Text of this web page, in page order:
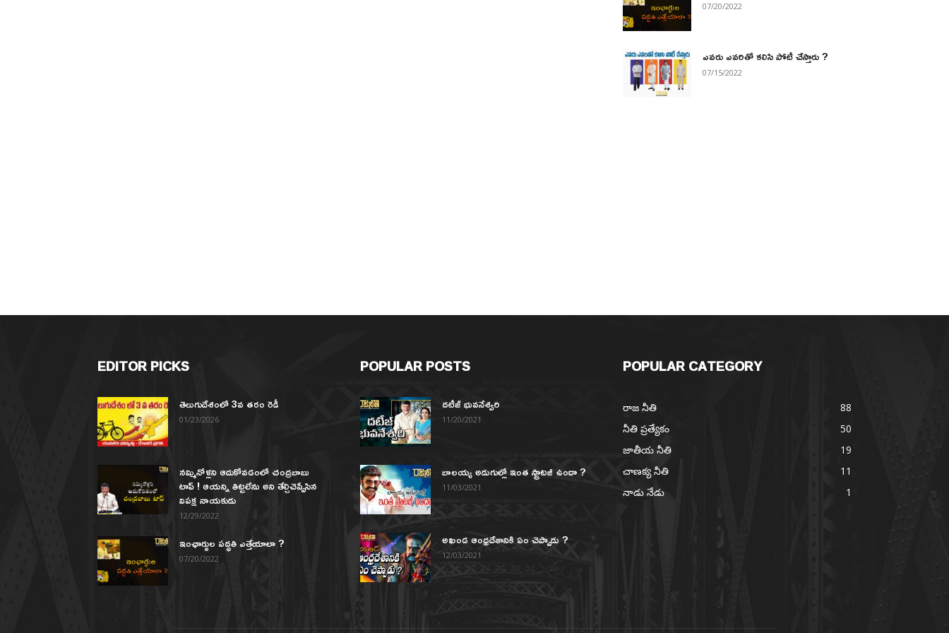
07/20/2022
ఎవరు ఎవరితో కలిసి పోటీ చేస్తారు ?
07/15/2022
EDITOR PICKS
తెలుగుదేశంలో 3వ తరం రెడీ
01/23/2026
నమ్మినోళ్లని ఆదుకోవడంలో చంద్రబాబు
టాప్ ! ఆయన్ని తిట్టలేను అని తేల్చిచెప్పేసిన
విపక్ష నాయకుడు
12/29/2022
ఇంఛార్జుల పద్ధతి ఎత్తేయాలా ?
07/20/2022
POPULAR POSTS
దటీజ్ భువనేశ్వరి
11/20/2021
బాలయ్య అడుగుల్లో ఇంత స్ట్రాటజీ ఉందా ?
11/03/2021
అఖండ ఆంధ్రదేశానికి ఏం చెప్పాడు ?
12/03/2021
POPULAR CATEGORY
రాజ నీతి
88
నీతి ప్రత్యేకం
50
జాతీయ నీతి
19
చాణక్య నీతి
11
నాడు నేడు
1